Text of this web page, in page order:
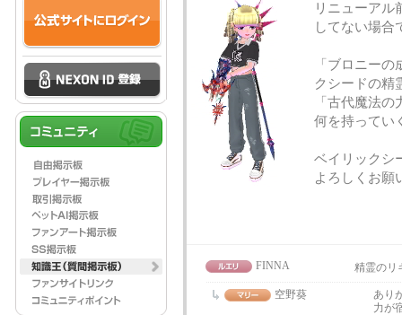
リニューアル
してない場合
「ブロニー
クシードの精
「古代魔法
何を持ってい
ベイリックシ
よろしくお願
FINNA 精霊のリ
空野葵
あり
力が